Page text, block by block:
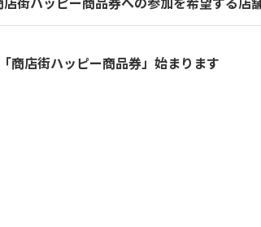
商店街ハッピー商品券」始まります